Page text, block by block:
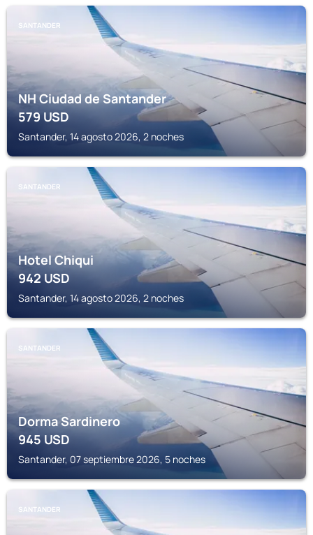
SANTANDER
NH Ciudad de Santander
579USD
Santander, 14 agosto 2026, 2 noches
SANTANDER
Hotel Chiqui
942USD
Santander, 14 agosto 2026, 2 noches
SANTANDER
Dorma Sardinero
945USD
Santander, 07 septiembre 2026, 5 noches
SANTANDER